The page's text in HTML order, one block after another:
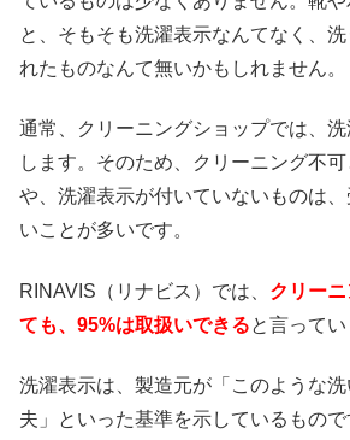
と、そもそも洗濯表示なんてなく、
れたものなんて無いかもしれません。
通常、クリーニングショップでは、
します。そのため、クリーニング不
や、洗濯表示が付いていないものは
いことが多いです。
RINAVIS（リナビス）では、 クリー
ても、95%は取扱いできると言ってい
洗濯表示は、製造元が「このような
夫」といった基準を示しているもの